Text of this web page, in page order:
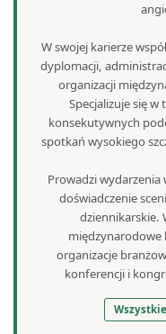
W swojej karierze
dyplomacji,
organizacji
Specjalizuje się w
konsekutywnych
spotkań wysokiego
Prowadzi wydarzenia
doświadczenie
dziennikarskie.
międzynarodowe
organizacje
konferencji i